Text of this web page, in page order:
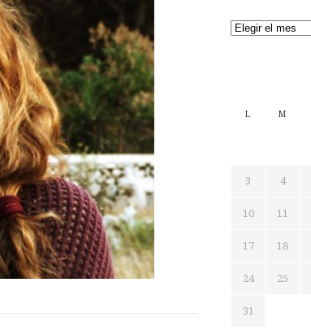
Archivos
L M
3 4
10 11
17 18
24 25
31